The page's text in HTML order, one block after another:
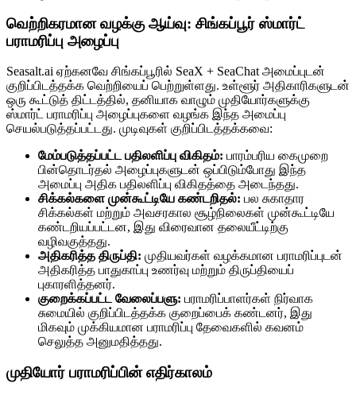
வெற்றிகரமான வழக்கு ஆய்வு: சிங்கப்பூர் ஸ்மார்ட்
பராமரிப்பு அழைப்பு
Seasalt.ai ஏற்கனவே சிங்கப்பூரில் SeaX + SeaChat அமைப்புடன்
குறிப்பிடத்தக்க வெற்றியைப் பெற்றுள்ளது. உள்ளூர் அதிகாரிகளுடன்
ஒரு கூட்டுத் திட்டத்தில், தனியாக வாழும் முதியோர்களுக்கு
ஸ்மார்ட் பராமரிப்பு அழைப்புகளை வழங்க இந்த அமைப்பு
செயல்படுத்தப்பட்டது. முடிவுகள் குறிப்பிடத்தக்கவை:
மேம்படுத்தப்பட்ட பதிலளிப்பு விகிதம்: பாரம்பரிய கைமுறை
பின்தொடர்தல் அழைப்புகளுடன் ஒப்பிடும்போது இந்த
அமைப்பு அதிக பதிலளிப்பு விகிதத்தை அடைந்தது.
சிக்கல்களை முன்கூட்டியே கண்டறிதல்: பல சுகாதார
சிக்கல்கள் மற்றும் அவசரகால சூழ்நிலைகள் முன்கூட்டியே
கண்டறியப்பட்டன, இது விரைவான தலையீட்டிற்கு
வழிவகுத்தது.
அதிகரித்த திருப்தி: முதியவர்கள் வழக்கமான பராமரிப்புடன்
அதிகரித்த பாதுகாப்பு உணர்வு மற்றும் திருப்தியைப்
புகாரளித்தனர்.
குறைக்கப்பட்ட வேலைப்பளு: பராமரிப்பாளர்கள் நிர்வாக
சுமையில் குறிப்பிடத்தக்க குறைப்பைக் கண்டனர், இது
மிகவும் முக்கியமான பராமரிப்பு தேவைகளில் கவனம்
செலுத்த அனுமதித்தது.
முதியோர் பராமரிப்பின் எதிர்காலம்